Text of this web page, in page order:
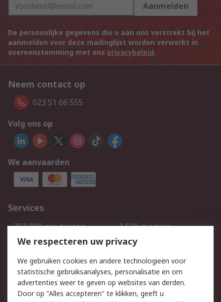
Aanmelden
De persoonlijke gegevens die u aan ons verstrekt bij het
aanmelden voor deze mailinglijst worden verwerkt in
overeenstemming met ons privacybeleid.
Neem contact op
023 51 66 555
Volg ons op
We aanvaarden
Services
750.000 producten
2.500 merken
Bestellen
Inkoopoplossingen
Track & Trace
Wettelijk
We respecteren uw privacy
We gebruiken cookies en andere technologieën voor
statistische gebruiksanalyses, personalisatie en om
advertenties weer te geven op websites van derden.
Door op "Alles accepteren" te klikken, geeft u